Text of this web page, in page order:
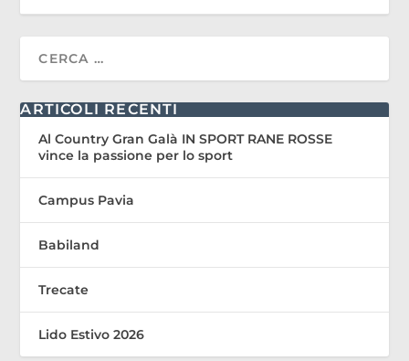
ARTICOLI RECENTI
Al Country Gran Galà IN SPORT RANE ROSSE
vince la passione per lo sport
Campus Pavia
Babiland
Trecate
Lido Estivo 2026